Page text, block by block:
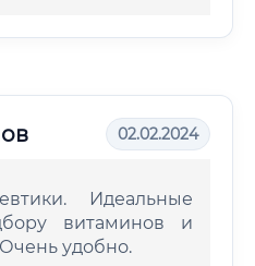
02.02.2024
Идеальные
витаминов и
удобно.